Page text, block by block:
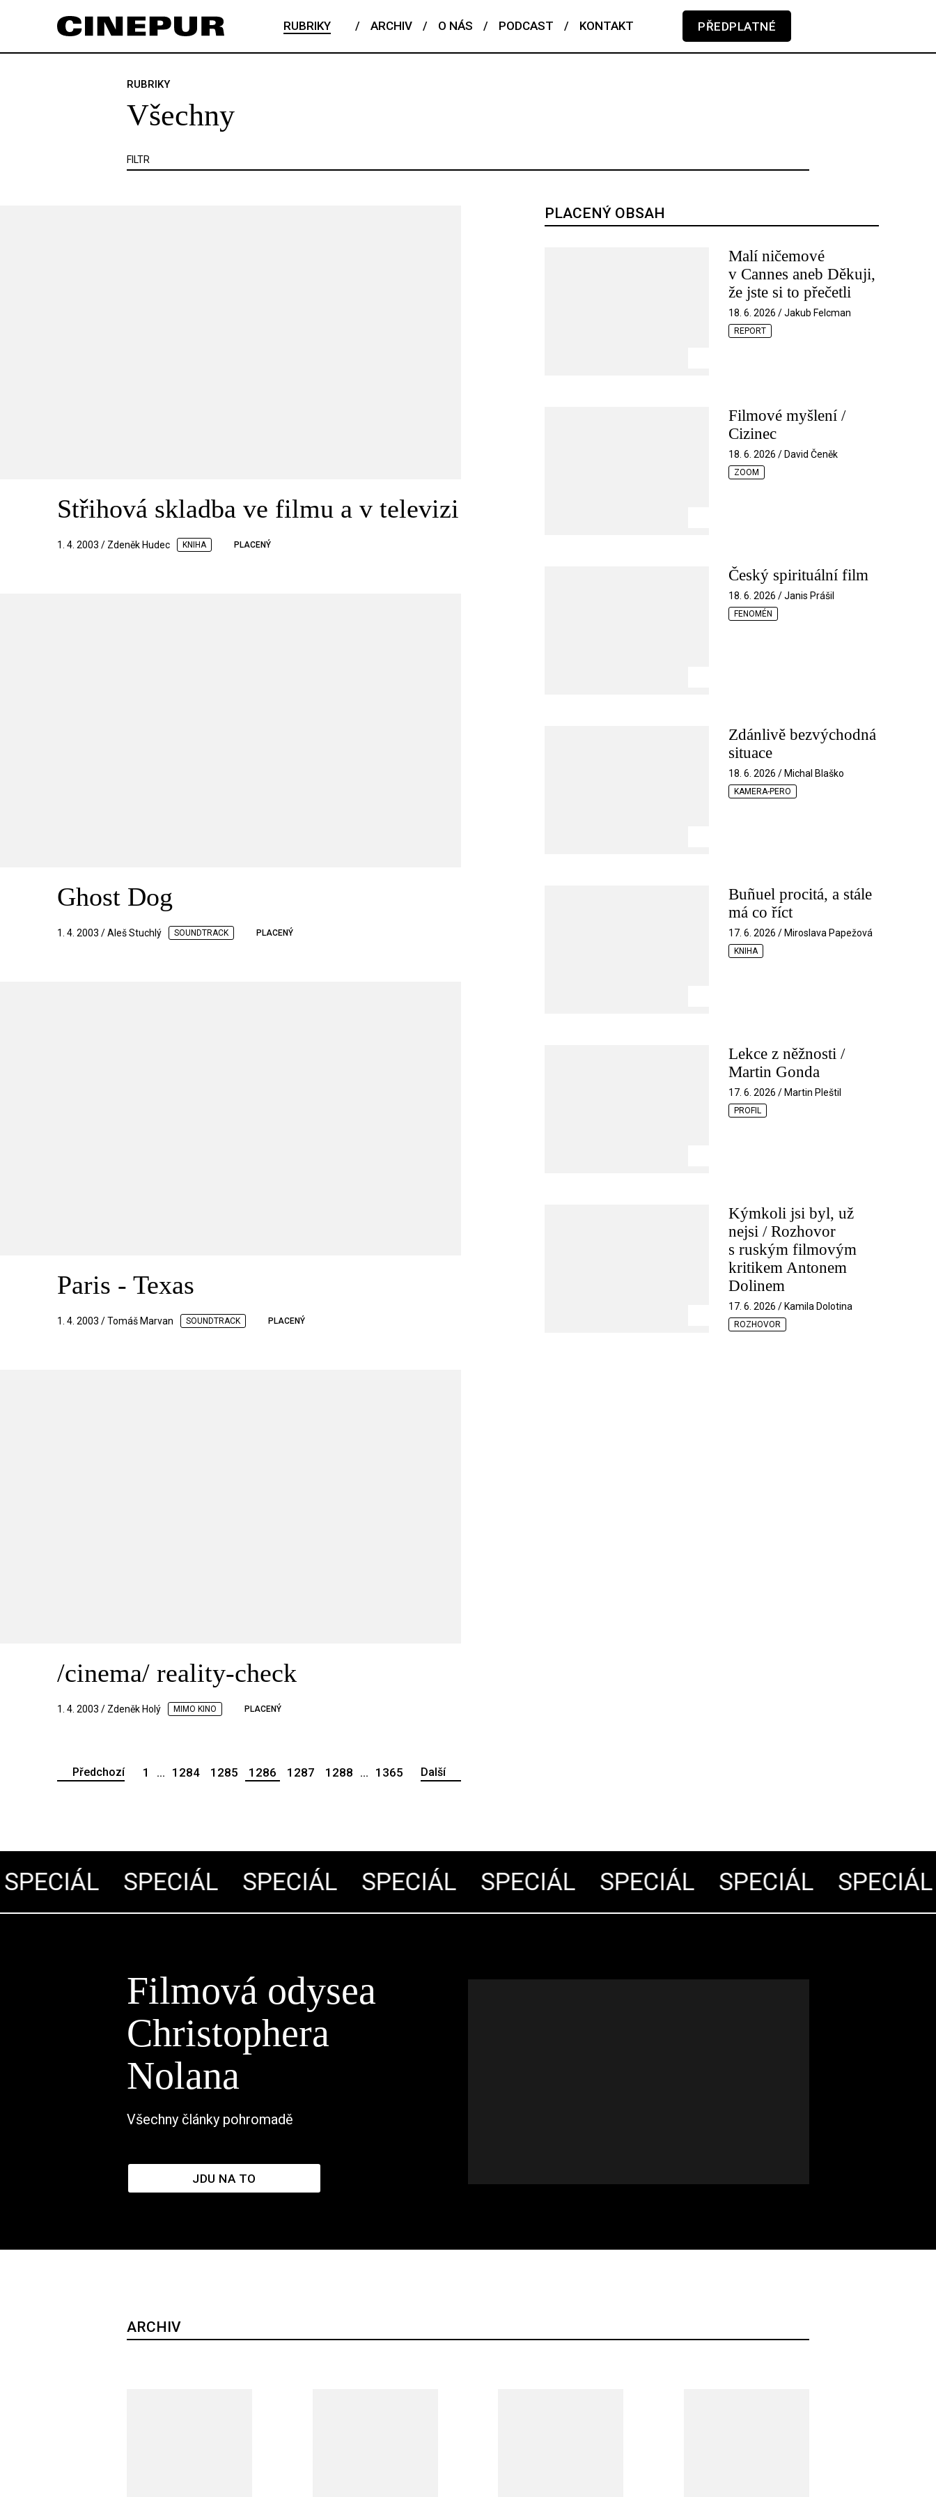
RUBRIKY / ARCHIV / O NÁS / PODCAST / KONTAKT PŘEDPLATNÉ
RUBRIKY
Všechny
FILTR
Článek je zadarmo
KNIHA KRITIKA
Střihová skladba ve filmu a v televizi
1. 4. 2003 / Zdeněk Hudec KNIHA PLACENÝ
Ghost Dog
1. 4. 2003 / Aleš Stuchlý SOUNDTRACK PLACENÝ
Paris - Texas
1. 4. 2003 / Tomáš Marvan SOUNDTRACK PLACENÝ
/cinema/ reality-check
1. 4. 2003 / Zdeněk Holý MIMO KINO PLACENÝ
Předchozí 1 ... 1284 1285 1286 1287 1288 ... 1365 Další
PLACENÝ OBSAH
Malí ničemové
v Cannes aneb Děkuji,
že jste si to přečetli
18. 6. 2026 / Jakub Felcman
REPORT
Filmové myšlení /
Cizinec
18. 6. 2026 / David Čeněk
ZOOM
Český spirituální film
18. 6. 2026 / Janis Prášil
FENOMÉN
Zdánlivě bezvýchodná
situace
18. 6. 2026 / Michal Blaško
KAMERA-PERO
Buñuel procitá, a stále
má co říct
17. 6. 2026 / Miroslava Papežová
KNIHA
Lekce z něžnosti /
Martin Gonda
17. 6. 2026 / Martin Pleštil
PROFIL
Kýmkoli jsi byl, už
nejsi / Rozhovor
s ruským filmovým
kritikem Antonem
Dolinem
17. 6. 2026 / Kamila Dolotina
ROZHOVOR
SPECIÁL SPECIÁL SPECIÁL SPECIÁL SPECIÁL SPECIÁL SPECIÁL
Filmová odysea
Christophera
Nolana
Všechny články pohromadě
JDU NA TO
ARCHIV